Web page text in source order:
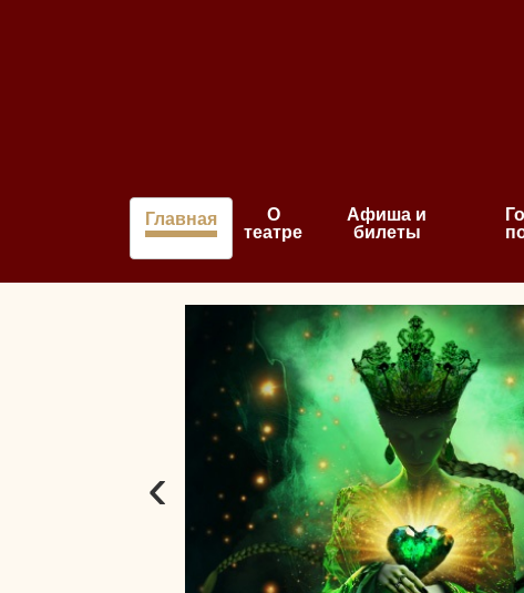
Главная
О
театре
Афиша и
билеты
‹